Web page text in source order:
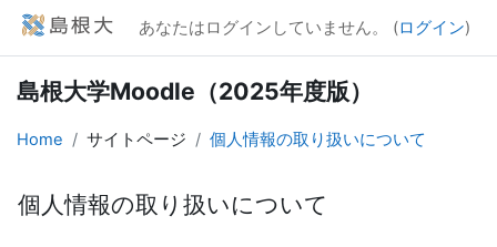
メインコンテンツへスキップする
あなたはログインしていません。 (ログイン)
島根大学Moodle（2025年度版）
Home サイトページ 個人情報の取り扱いについて
個人情報の取り扱いについて